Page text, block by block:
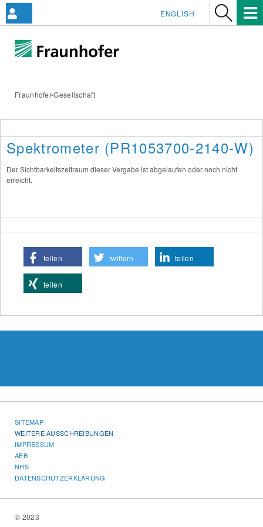
Fraunhofer-Gesellschaft
ENGLISH
Spektrometer (PR1053700-2140-W)
Der Sichtbarkeitszeitraum dieser Vergabe ist abgelaufen oder noch nicht
erreicht.
teilen twittern teilen
teilen
SITEMAP
WEITERE AUSSCHREIBUNGEN
IMPRESSUM
AEB
NHS
DATENSCHUTZERKLÄRUNG
© 2023